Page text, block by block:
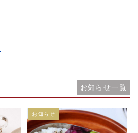
お知らせ一覧
お知らせ